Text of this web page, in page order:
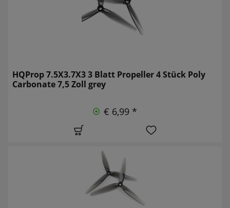
HQProp 7.5X3.7X3 3 Blatt Propeller 4 Stück Poly
Carbonate 7,5 Zoll grey
€ 6,99 *